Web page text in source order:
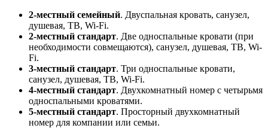
2-местный семейный. Двуспальная кровать, санузел,
душевая, ТВ, Wi-Fi.
2-местный стандарт. Две односпальные кровати (при
необходимости совмещаются), санузел, душевая, ТВ, Wi-
Fi.
3-местный стандарт. Три односпальные кровати,
санузел, душевая, ТВ, Wi-Fi.
4-местный стандарт. Двухкомнатный номер с четырьмя
односпальными кроватями.
5-местный стандарт. Просторный двухкомнатный
номер для компании или семьи.